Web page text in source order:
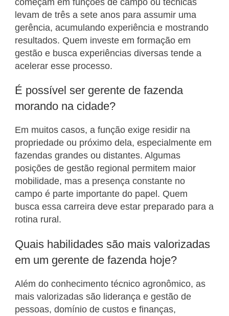
começam em funções de campo ou técnicas
levam de três a sete anos para assumir uma
gerência, acumulando experiência e mostrando
resultados. Quem investe em formação em
gestão e busca experiências diversas tende a
acelerar esse processo.
É possível ser gerente de fazenda
morando na cidade?
Em muitos casos, a função exige residir na
propriedade ou próximo dela, especialmente em
fazendas grandes ou distantes. Algumas
posições de gestão regional permitem maior
mobilidade, mas a presença constante no
campo é parte importante do papel. Quem
busca essa carreira deve estar preparado para a
rotina rural.
Quais habilidades são mais valorizadas
em um gerente de fazenda hoje?
Além do conhecimento técnico agronômico, as
mais valorizadas são liderança e gestão de
pessoas, domínio de custos e finanças,